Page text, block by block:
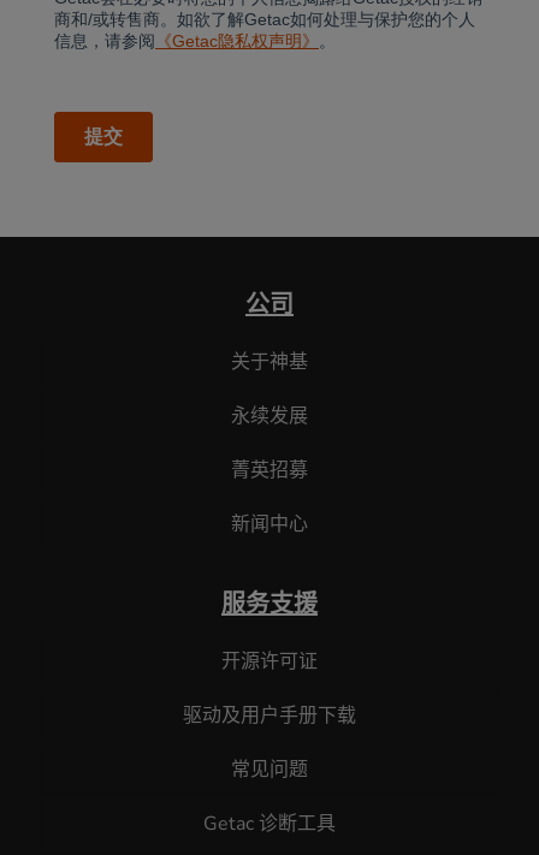
公司
关于神基
永续发展
菁英招募
新闻中心
服务支援
开源许可证
驱动及用户手册下载
常见问题
Getac 诊断工具